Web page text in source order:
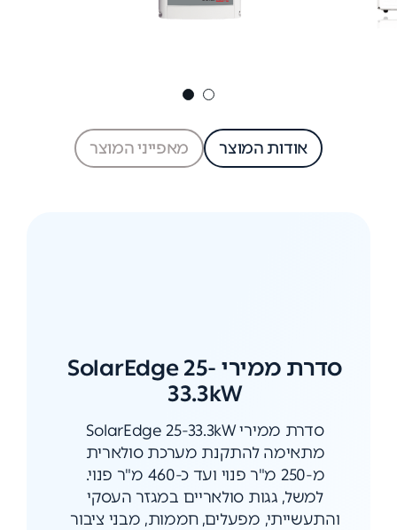
אודות המוצר מאפייני המוצר
סדרת ממירי SolarEdge 25-
33.3kW
סדרת ממירי SolarEdge 25-33.3kW
מתאימה להתקנת מערכת סולארית
מ-250 מ"ר פנוי ועד כ-460 מ"ר פנוי.
למשל, גגות סולאריים במגזר העסקי
והתעשייתי, מפעלים, חממות, מבני ציבור